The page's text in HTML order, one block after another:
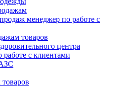
менеджер по работе с
товаров
центра
работе с клиентами